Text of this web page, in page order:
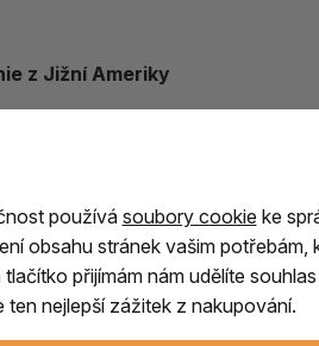
z Jižní Ameriky
dřevo Palo Santos očistnými a
pryskyřici Kopál Blanco,
k očistě osob i prostoru.
práci.
používásoubory cookie ke
obsahu stránek vašim
tlačítko přijímám nám udělíte
ten nejlepší zážitek z nakupování.